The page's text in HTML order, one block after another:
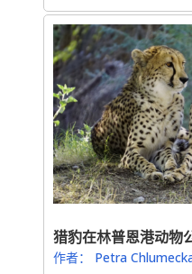
猎豹在林普恩港动物
作者： Petra